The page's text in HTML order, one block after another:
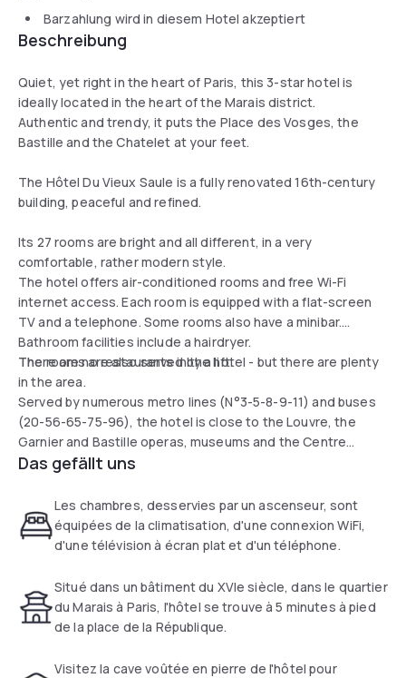
Barzahlung wird in diesem Hotel akzeptiert
Beschreibung
Quiet, yet right in the heart of Paris, this 3-star hotel is
ideally located in the heart of the Marais district.
Authentic and trendy, it puts the Place des Vosges, the
Bastille and the Chatelet at your feet.
The Hôtel Du Vieux Saule is a fully renovated 16th-century
building, peaceful and refined.
Its 27 rooms are bright and all different, in a very
comfortable, rather modern style.
The hotel offers air-conditioned rooms and free Wi-Fi
internet access. Each room is equipped with a flat-screen
TV and a telephone. Some rooms also have a minibar.
Bathroom facilities include a hairdryer.
The rooms are also served by a lift.
There are no restaurants in the hotel - but there are plenty
in the area.
Served by numerous metro lines (N°3-5-8-9-11) and buses
(20-56-65-75-96), the hotel is close to the Louvre, the
Garnier and Bastille operas, museums and the Centre
Pompidou.
Das gefällt uns
Les chambres, desservies par un ascenseur, sont
équipées de la climatisation, d'une connexion WiFi,
d'une télévision à écran plat et d'un téléphone.
Situé dans un bâtiment du XVIe siècle, dans le quartier
du Marais à Paris, l'hôtel se trouve à 5 minutes à pied
de la place de la République.
Visitez la cave voûtée en pierre de l'hôtel pour